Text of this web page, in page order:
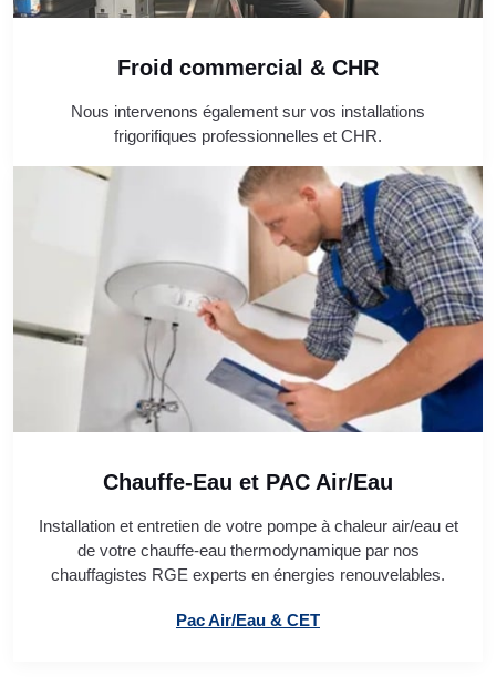
Froid commercial & CHR
Nous intervenons également sur vos installations
frigorifiques professionnelles et CHR.
Chauffe-Eau et PAC Air/Eau
Installation et entretien de votre pompe à chaleur air/eau et
de votre chauffe-eau thermodynamique par nos
chauffagistes RGE experts en énergies renouvelables.
Pac Air/Eau & CET